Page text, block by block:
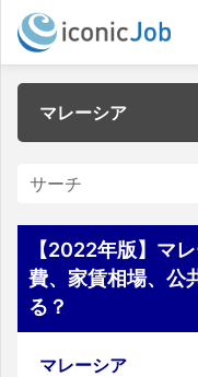
マレーシア
【2022年版】マ
費、家賃相場、公
る？
マレーシア